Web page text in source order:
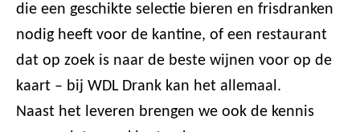
die een geschikte selectie bieren en frisdranken
nodig heeft voor de kantine, of een restaurant
dat op zoek is naar de beste wijnen voor op de
kaart – bij WDL Drank kan het allemaal.
Naast het leveren brengen we ook de kennis